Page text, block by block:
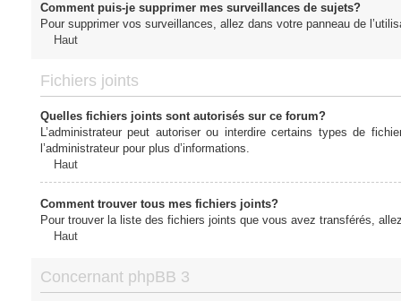
Comment puis-je supprimer mes surveillances de sujets?
Pour supprimer vos surveillances, allez dans votre panneau de
Haut
Fichiers joints
Quelles fichiers joints sont autorisés sur ce forum?
L’administrateur peut autoriser ou interdire certains types de
l’administrateur pour plus d’informations.
Haut
Comment trouver tous mes fichiers joints?
Pour trouver la liste des fichiers joints que vous avez transférés,
Haut
Concernant phpBB 3